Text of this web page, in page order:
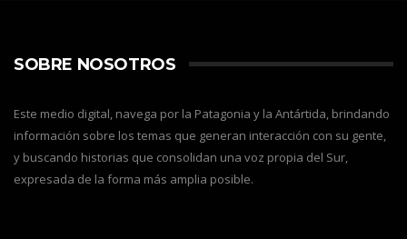
SOBRE NOSOTROS
Este medio digital, navega por la Patagonia y la Antártida, brindando
información sobre los temas que generan interacción con su gente,
y buscando historias que consolidan una voz propia del Sur,
expresada de la forma más amplia posible.